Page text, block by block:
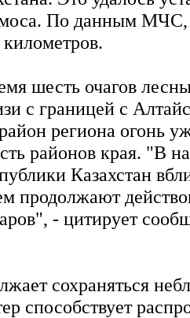
По данным МЧС,
километров.
шесть очагов
с границей с
региона огонь
районов края. "В
Казахстан
продолжают
- цитирует
сохраняться
способствует